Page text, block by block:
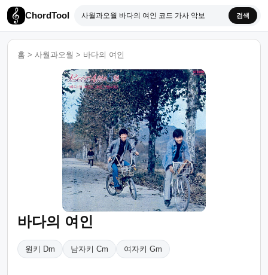
ChordTool 검색
홈 > 사월과오월 > 바다의 여인
바다의 여인
원키 Dm 남자키 Cm 여자키 Gm